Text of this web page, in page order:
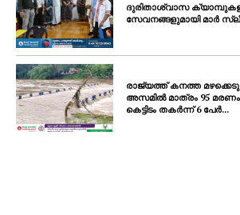
ദുരിതാശ്വാസ
സേവനങ്ങളുമായി മാർ
രാജ്യത്ത് കനത്ത
അസമിൽ മാത്രം 95
കെട്ടിടം തകർന്ന് 6 പേർ...